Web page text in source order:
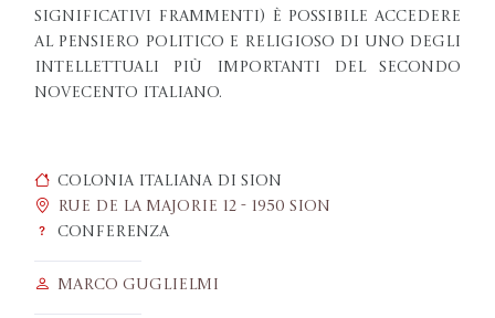
significativi frammenti) è possibile accedere
al pensiero politico e religioso di uno degli
intellettuali più importanti del secondo
novecento italiano.
Colonia italiana di Sion
Rue de la Majorie 12 - 1950 Sion
Conferenza
Marco Guglielmi